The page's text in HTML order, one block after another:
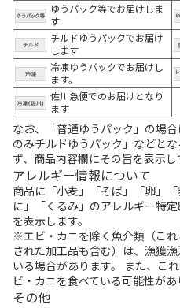
ゆうパック等でお届けしま
す
チルドゆうパックでお届け
します
冷凍ゆうパックでお届けし
ます。
佐川急便でのお届けとなり
ます
なお、「普通ゆうパック」の場
のみチルドゆうパック」などと
ず、商品内容欄にその旨を表示し
アレルギー情報について
商品に「小麦」「そば」「卵」
に」「くるみ」のアレルギー特
を表示します。
※エビ・カニを除く魚介類（こ
された加工品も含む）は、漁獲
いる場合があります。 また、こ
ビ・カニを食べている可能性があ
その他